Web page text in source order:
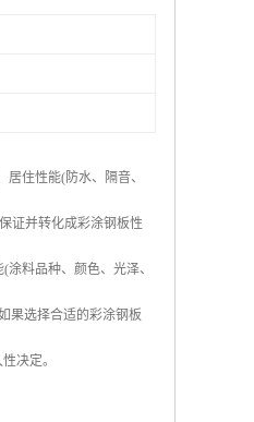
住性能(防水、隔音、
证并转化成彩涂钢板性
料品种、颜色、光泽、
果选择合适的彩涂钢板
决定。